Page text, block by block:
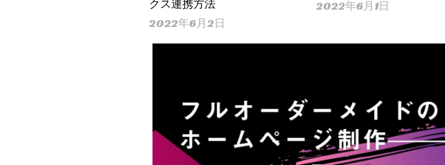
クス連携方法
2022年6月2日
2022年6月1日